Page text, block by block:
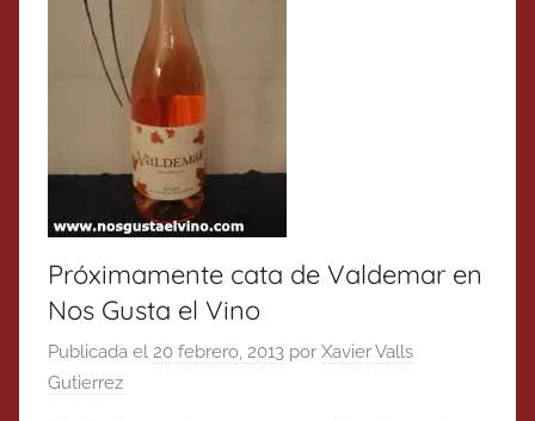
Próximamente cata de Valdemar en
Nos Gusta el Vino
Publicada el 20 febrero, 2013 por Xavier Valls
Gutierrez